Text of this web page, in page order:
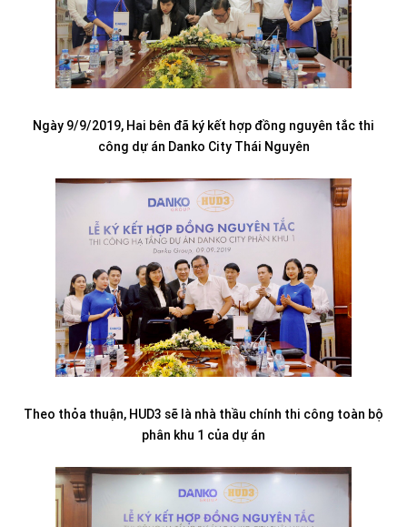
Ngày 9/9/2019, Hai bên đã ký kết hợp đồng nguyên tắc thi
công dự án Danko City Thái Nguyên
Theo thỏa thuận, HUD3 sẽ là nhà thầu chính thi công toàn bộ
phân khu 1 của dự án